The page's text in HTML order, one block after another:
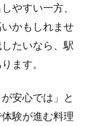
やすい一方、
かもしれませ
たいなら、駅
ます。
安心では」と
験が進む料理